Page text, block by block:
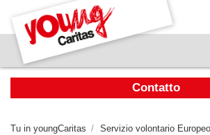
visualizzare
il
contenuto
principale
Contatto
Tu in youngCaritas
Servizio volontario Europeo